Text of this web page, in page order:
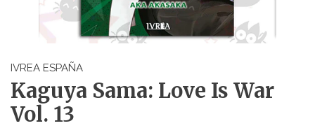
IVREA ESPAÑA
Kaguya Sama: Love Is War
Vol. 13